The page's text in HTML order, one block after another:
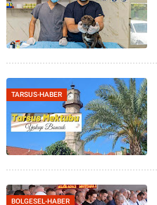
TARSUS-HABER
BOLGESEL-HABER